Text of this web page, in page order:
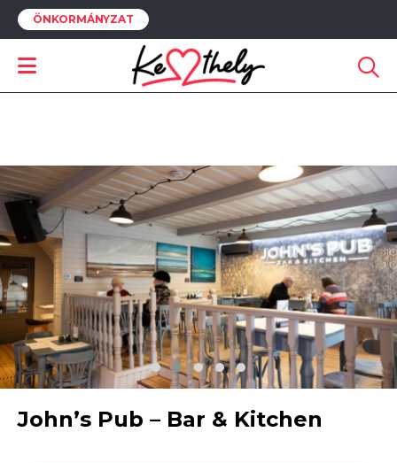
ÖNKORMÁNYZAT
John’s Pub – Bar & Kitchen